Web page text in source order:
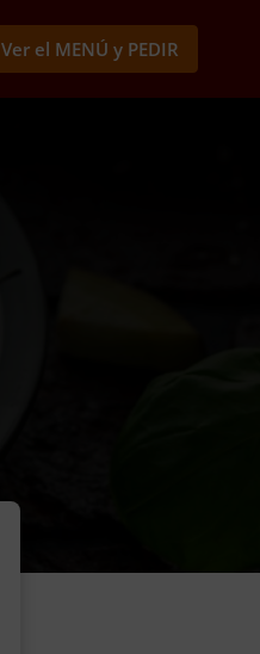
Ver el MENÚ y PEDIR